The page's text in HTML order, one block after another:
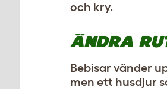
och kry.
ÄNDRA
Bebisar vänder
men ett husdjur